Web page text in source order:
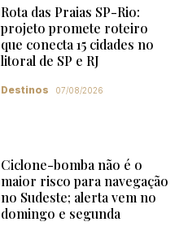
Rota das Praias SP-Rio:
projeto promete roteiro
que conecta 15 cidades no
litoral de SP e RJ
Destinos 07/08/2026
Ciclone-bomba não é o
maior risco para navegação
no Sudeste; alerta vem no
domingo e segunda